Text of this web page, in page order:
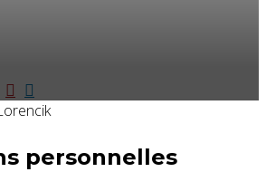
personnelles